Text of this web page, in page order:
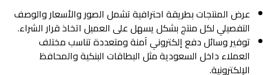
عرض المنتجات بطريقة احترافية تشمل الصور والأسعار والوصف
التفصيلي لكل منتج بشكل يسهل على العميل اتخاذ قرار الشراء.
توفير وسائل دفع إلكتروني آمنة ومتعددة تناسب مختلف
العملاء داخل السعودية مثل البطاقات البنكية والمحافظ
الإلكترونية.